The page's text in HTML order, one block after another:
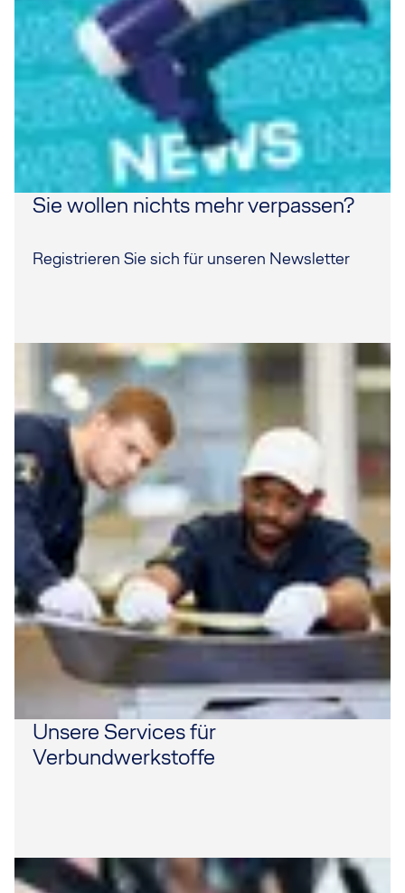
Sie wollen nichts mehr verpassen?
Registrieren Sie sich für unseren Newsletter
Unsere Services für
Verbundwerkstoffe